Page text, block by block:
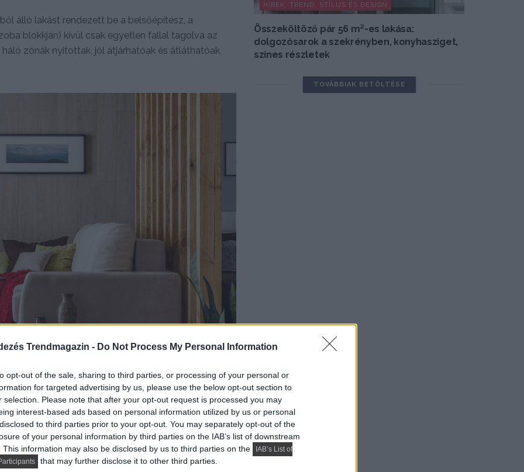
Trendmagazin - Do Not Process My Personal Information
opt-out of the sale, sharing to third parties, or processing of your personal or
for targeted advertising by us, please use the below opt-out section to
selection. Please note that after your opt-out request is processed you may
interest-based ads based on personal information utilized by us or personal
to third parties prior to your opt-out. You may separately opt-out of the
of your personal information by third parties on the IAB’s list of downstream
This information may also be disclosed by us to third parties on the
IAB’s List of
that may further disclose it to other third parties.
álló lakást rendezett be a belsőépítész, a
blokkján) kívül csak egyetlen fallal tagolva az
zónák nyitottak, jól átjárhatóak és átláthatóak,
– kőre és fára épül. A dekoráció így könnyen
kérdést a nappali és a hálószoba közötti
gerendákból álló sor lett, mely határozottan
terület.
HÍREK, TREND, STÍLUS ÉS DESIGN
Összeköltöző pár 56 m²-es lakása:
dolgozósarok a szekrényben, konyhasziget,
színes részletek
TOVÁBBIAK BETÖLTÉSE